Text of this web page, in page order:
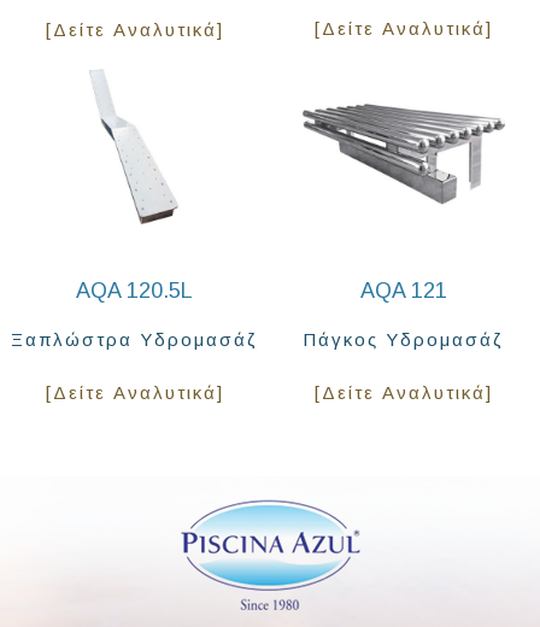
[Δείτε Αναλυτικά] [Δείτε Αναλυτικά]
AQA 120.5L
Ξαπλώστρα Υδρομασάζ
[Δείτε Αναλυτικά]
AQA 121
Πάγκος Υδρομασάζ
[Δείτε Αναλυτικά]